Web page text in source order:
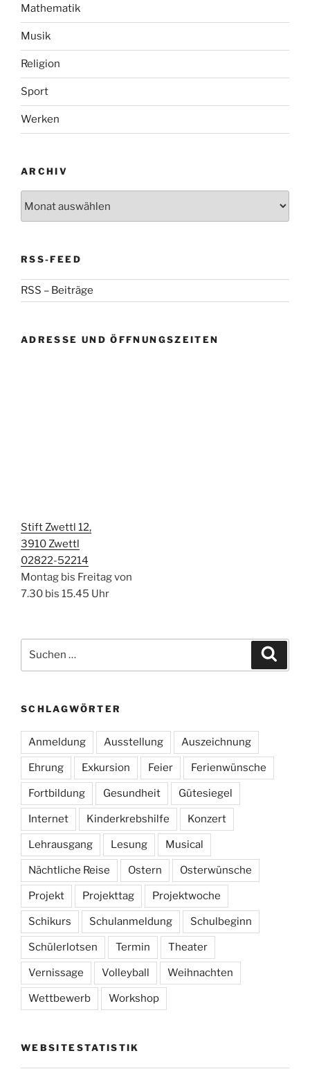
Mathematik
Musik
Religion
Sport
Werken
ARCHIV
RSS-FEED
RSS – Beiträge
ADRESSE UND ÖFFNUNGSZEITEN
Stift Zwettl 12,
3910 Zwettl
02822-52214
Montag bis Freitag von
7.30 bis 15.45 Uhr
nach:
SCHLAGWÖRTER
Anmeldung Ausstellung Auszeichnung
Ehrung Exkursion Feier Ferienwünsche
Fortbildung Gesundheit Gütesiegel
Internet Kinderkrebshilfe Konzert
Lehrausgang Lesung Musical
Nächtliche Reise Ostern Osterwünsche
Projekt Projekttag Projektwoche
Schikurs Schulanmeldung Schulbeginn
Schülerlotsen Termin Theater
Vernissage Volleyball Weihnachten
Wettbewerb Workshop
WEBSITESTATISTIK